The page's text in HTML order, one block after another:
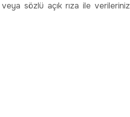
sözlü açık rıza ile